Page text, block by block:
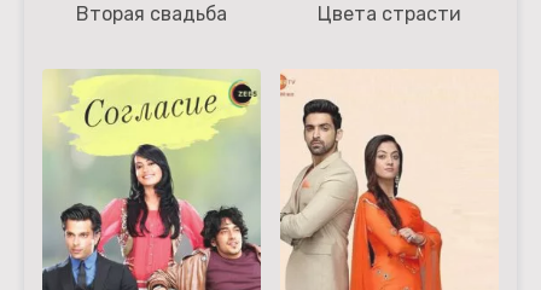
Вторая свадьба Цвета страсти